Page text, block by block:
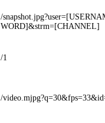
/
WORD]&strm=[CHANNEL]
/1
/